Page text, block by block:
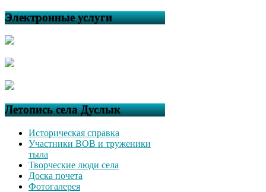
Электронные услуги
Летопись села Дуслык
Историческая справка
Участники ВОВ и труженики
тыла
Творческие люди села
Доска почета
Фотогалерея